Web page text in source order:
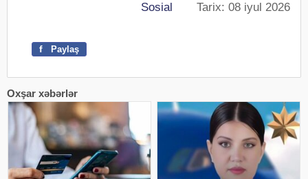
Sosial
Tarix: 08 iyul 2026
f Paylaş
Oxşar xəbərlər